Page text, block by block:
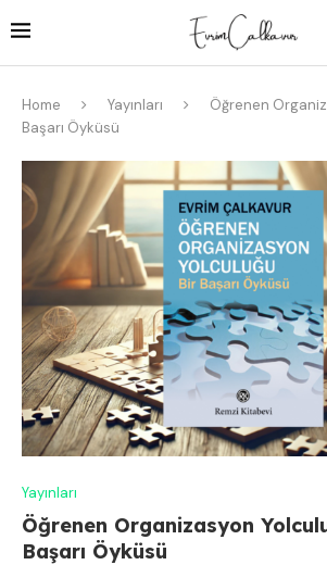
Home Yayınları
Öğrenen
Başarı Öyküsü
Yayınları
Öğrenen Organizasyon
Başarı Öyküsü